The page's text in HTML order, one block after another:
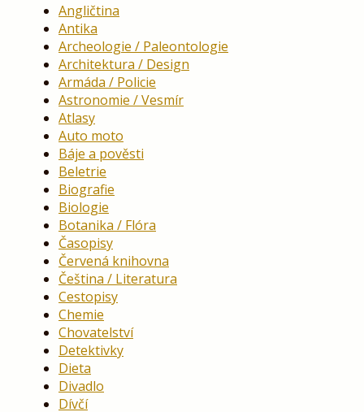
Angličtina
Antika
Archeologie / Paleontologie
Architektura / Design
Armáda / Policie
Astronomie / Vesmír
Atlasy
Auto moto
Báje a pověsti
Beletrie
Biografie
Biologie
Botanika / Flóra
Časopisy
Červená knihovna
Čeština / Literatura
Cestopisy
Chemie
Chovatelství
Detektivky
Dieta
Divadlo
Dívčí